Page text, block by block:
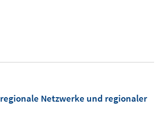
regionale Netzwerke und regionaler